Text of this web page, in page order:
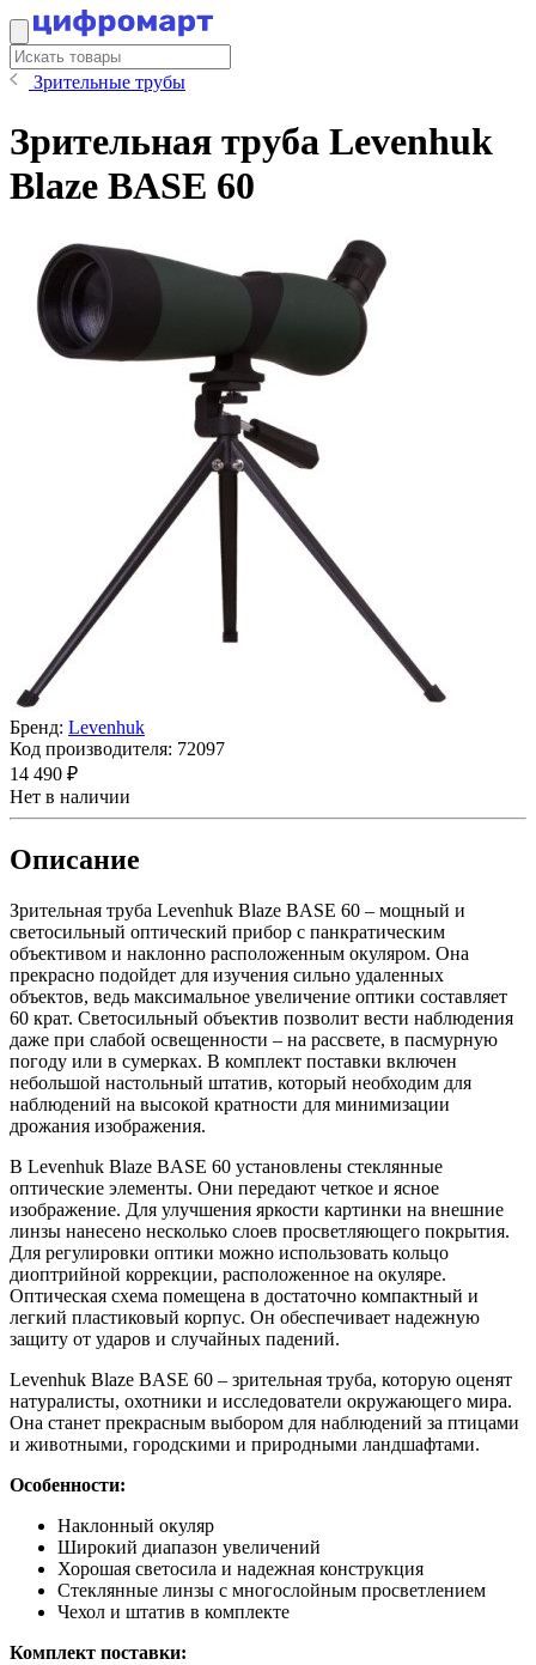
Зрительные трубы
Зрительная труба Levenhuk
Blaze BASE 60
Бренд: Levenhuk
Код производителя: 72097
14 490 ₽
Нет в наличии
Описание
Зрительная труба Levenhuk Blaze BASE 60 – мощный и
светосильный оптический прибор с панкратическим
объективом и наклонно расположенным окуляром. Она
прекрасно подойдет для изучения сильно удаленных
объектов, ведь максимальное увеличение оптики составляет
60 крат. Светосильный объектив позволит вести наблюдения
даже при слабой освещенности – на рассвете, в пасмурную
погоду или в сумерках. В комплект поставки включен
небольшой настольный штатив, который необходим для
наблюдений на высокой кратности для минимизации
дрожания изображения.
В Levenhuk Blaze BASE 60 установлены стеклянные
оптические элементы. Они передают четкое и ясное
изображение. Для улучшения яркости картинки на внешние
линзы нанесено несколько слоев просветляющего покрытия.
Для регулировки оптики можно использовать кольцо
диоптрийной коррекции, расположенное на окуляре.
Оптическая схема помещена в достаточно компактный и
легкий пластиковый корпус. Он обеспечивает надежную
защиту от ударов и случайных падений.
Levenhuk Blaze BASE 60 – зрительная труба, которую оценят
натуралисты, охотники и исследователи окружающего мира.
Она станет прекрасным выбором для наблюдений за птицами
и животными, городскими и природными ландшафтами.
Особенности:
Наклонный окуляр
Широкий диапазон увеличений
Хорошая светосила и надежная конструкция
Стеклянные линзы с многослойным просветлением
Чехол и штатив в комплекте
Комплект поставки: